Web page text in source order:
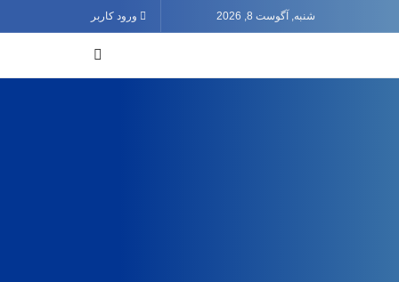
شنبه, آگوست 8, 2026 ورود کاربر